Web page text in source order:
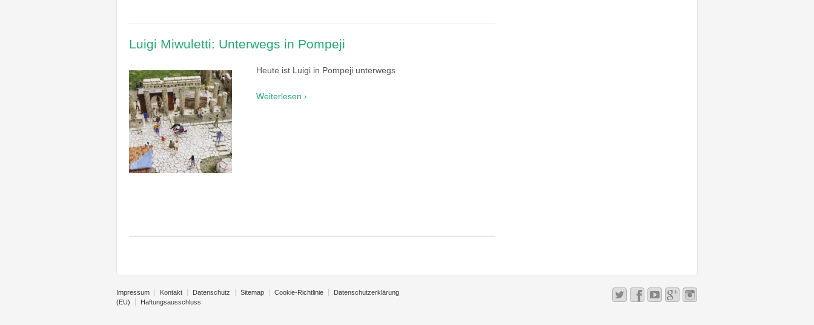
Luigi Miwuletti: Unterwegs in Pompeji
Heute ist Luigi in Pompeji unterwegs
Weiterlesen ›
Impressum Kontakt Datenschutz Sitemap Cookie-Richtlinie
Datenschutzerklärung
(EU)
Haftungsausschluss